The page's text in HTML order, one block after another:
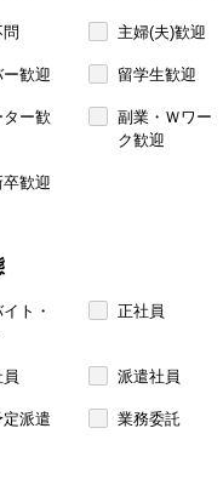
主婦(夫)歓迎
ー歓迎 留学生歓迎
ター歓
副業・Ｗワー
ク歓迎
歓迎
ト・
正社員
派遣社員
派遣 業務委託